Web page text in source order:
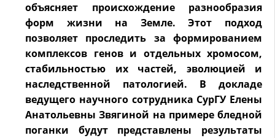
объясняет происхождение разнообразия
форм жизни на Земле. Этот подход
позволяет проследить за формированием
комплексов генов и отдельных хромосом,
стабильностью их частей, эволюцией и
наследственной патологией. В докладе
ведущего научного сотрудника СурГУ Елены
Анатольевны Звягиной на примере бледной
поганки будут представлены результаты